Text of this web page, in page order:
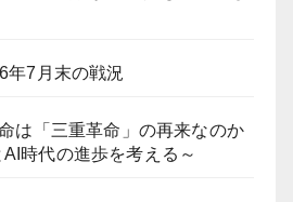
年7月末の戦況
は「三重革命」の再来なのか
時代の進歩を考える～